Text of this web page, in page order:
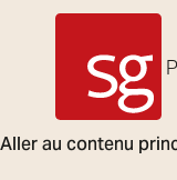
Aller au contenu
SG Armaturen